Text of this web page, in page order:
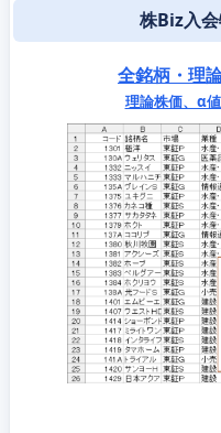
株Biz入
全銘柄・理
理論株価、α